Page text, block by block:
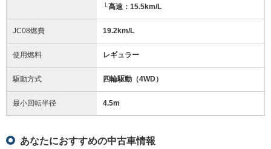
└高速：15.5km/L
JC08燃費 19.2km/L
使用燃料 レギュラー
駆動方式 四輪駆動（4WD）
最小回転半径 4.5m
あなたにおすすめの中古車情報